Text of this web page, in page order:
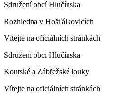
Sdružení obcí Hlučínska
Rozhledna v Hošťálkovicích
Vítejte na oficiálních stránkách
Sdružení obcí Hlučínska
Koutské a Zábřežské louky
Vítejte na oficiálních stránkách